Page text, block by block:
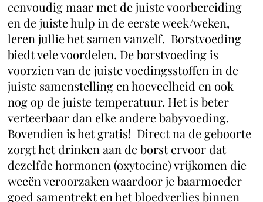
eenvoudig maar met de juiste voorbereiding
en de juiste hulp in de eerste week/weken,
leren jullie het samen vanzelf. Borstvoeding
biedt vele voordelen. De borstvoeding is
voorzien van de juiste voedingsstoffen in de
juiste samenstelling en hoeveelheid en ook
nog op de juiste temperatuur. Het is beter
verteerbaar dan elke andere babyvoeding.
Bovendien is het gratis! Direct na de geboorte
zorgt het drinken aan de borst ervoor dat
dezelfde hormonen (oxytocine) vrijkomen die
weeën veroorzaken waardoor je baarmoeder
goed samentrekt en het bloedverlies binnen